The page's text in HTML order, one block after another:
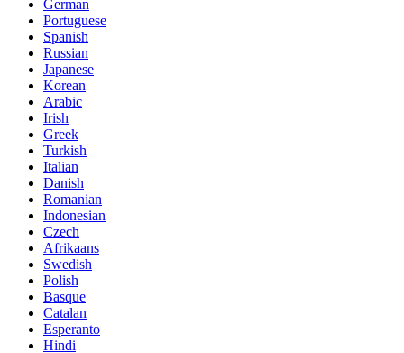
German
Portuguese
Spanish
Russian
Japanese
Korean
Arabic
Irish
Greek
Turkish
Italian
Danish
Romanian
Indonesian
Czech
Afrikaans
Swedish
Polish
Basque
Catalan
Esperanto
Hindi